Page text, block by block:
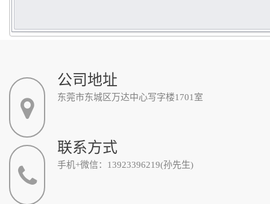
公司地址
东莞市东城区万达中心写字楼1701室
联系方式
手机+微信：13923396219(孙先生)